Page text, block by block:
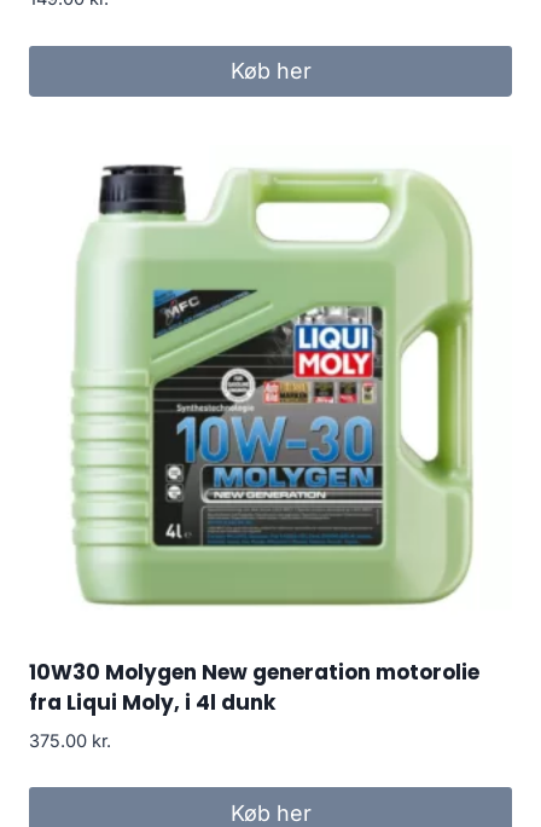
Køb her
10W30 Molygen New generation motorolie
fra Liqui Moly, i 4l dunk
375.00 kr.
Køb her